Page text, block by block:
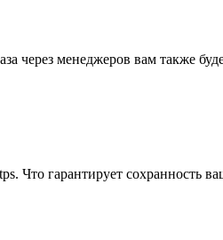
через менеджеров вам также
Что гарантирует сохранность